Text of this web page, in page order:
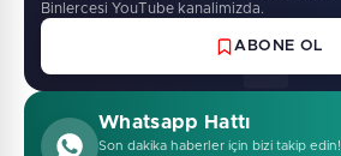
Binlercesi YouTube kanalimizda.
ABONE OL
Whatsapp Hattı
Son dakika haberler için bizi takip edin!